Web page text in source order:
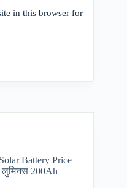
in this browser for
Battery Price​
लुमिनस 200Ah